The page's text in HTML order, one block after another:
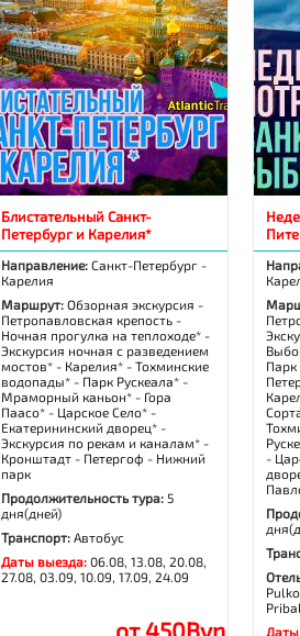
Блистательный Санкт-
Петербург и Карелия*
Направление:Санкт-Петербург -
Карелия
Маршрут:Обзорная экскурсия -
Петропавловская крепость -
Ночная прогулка на теплоходе* -
Экскурсия ночная с разведением
мостов* - Карелия* - Тохминские
водопады* - Парк Рускеала* -
Мраморный каньон* - Гора
Паасо* - Царское Село* -
Екатерининский дворец* -
Экскурсия по рекам и каналам* -
Кронштадт - Петергоф - Нижний
парк
Продолжительность тура: 5
дня(дней)
Транспорт: Автобус
Даты выезда:06.08, 13.08, 20.08,
27.08, 03.09, 10.09, 17.09, 24.09
от 450Byn
-